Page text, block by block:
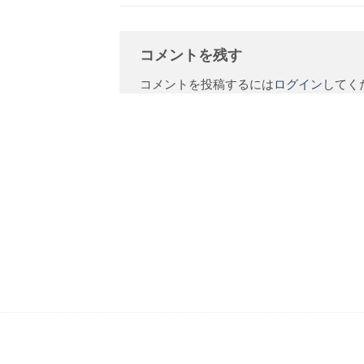
コメントを残す
コメントを投稿するにはログイン してく